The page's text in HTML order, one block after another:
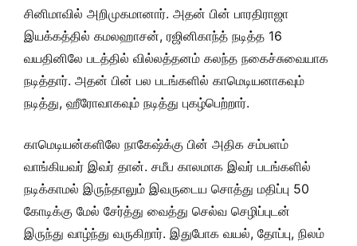
சினிமாவில் அறிமுகமானார். அதன் பின் பாரதிராஜா
இயக்கத்தில் கமலஹாசன், ரஜினிகாந்த் நடித்த 16
வயதினிலே படத்தில் வில்லத்தனம் கலந்த நகைச்சுவையாக
நடித்தார். அதன் பின் பல படங்களில் காமெடியனாகவும்
நடித்து, ஹீரோவாகவும் நடித்து புகழ்பெற்றார்.
காமெடியன்களிலே நாகேஷ்க்கு பின் அதிக சம்பளம்
வாங்கியவர் இவர் தான். சமீப காலமாக இவர் படங்களில்
நடிக்காமல் இருந்தாலும் இவருடைய சொத்து மதிப்பு 50
கோடிக்கு மேல் சேர்த்து வைத்து செல்வ செழிப்புடன்
இருந்து வாழ்ந்து வருகிறார். இதுபோக வயல், தோப்பு, நிலம்